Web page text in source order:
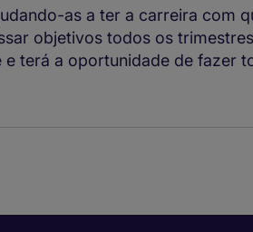
as a ter a carreira com
objetivos todos os
terá a oportunidade de fazer